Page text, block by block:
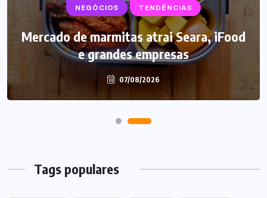
NEGÓCIOS TENDÊNCIAS
Mercado de marmitas atrai Seara, iFood
e grandes empresas
07/08/2026
Tags populares